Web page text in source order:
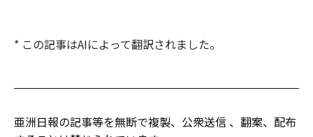
* この記事はAIによって翻訳されました。
亜洲日報の記事等を無断で複製、公衆送信 、翻案、配布